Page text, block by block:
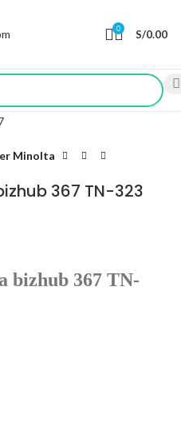
0 S/0.00
Minolta
367 TN-323
bizhub 367 TN-